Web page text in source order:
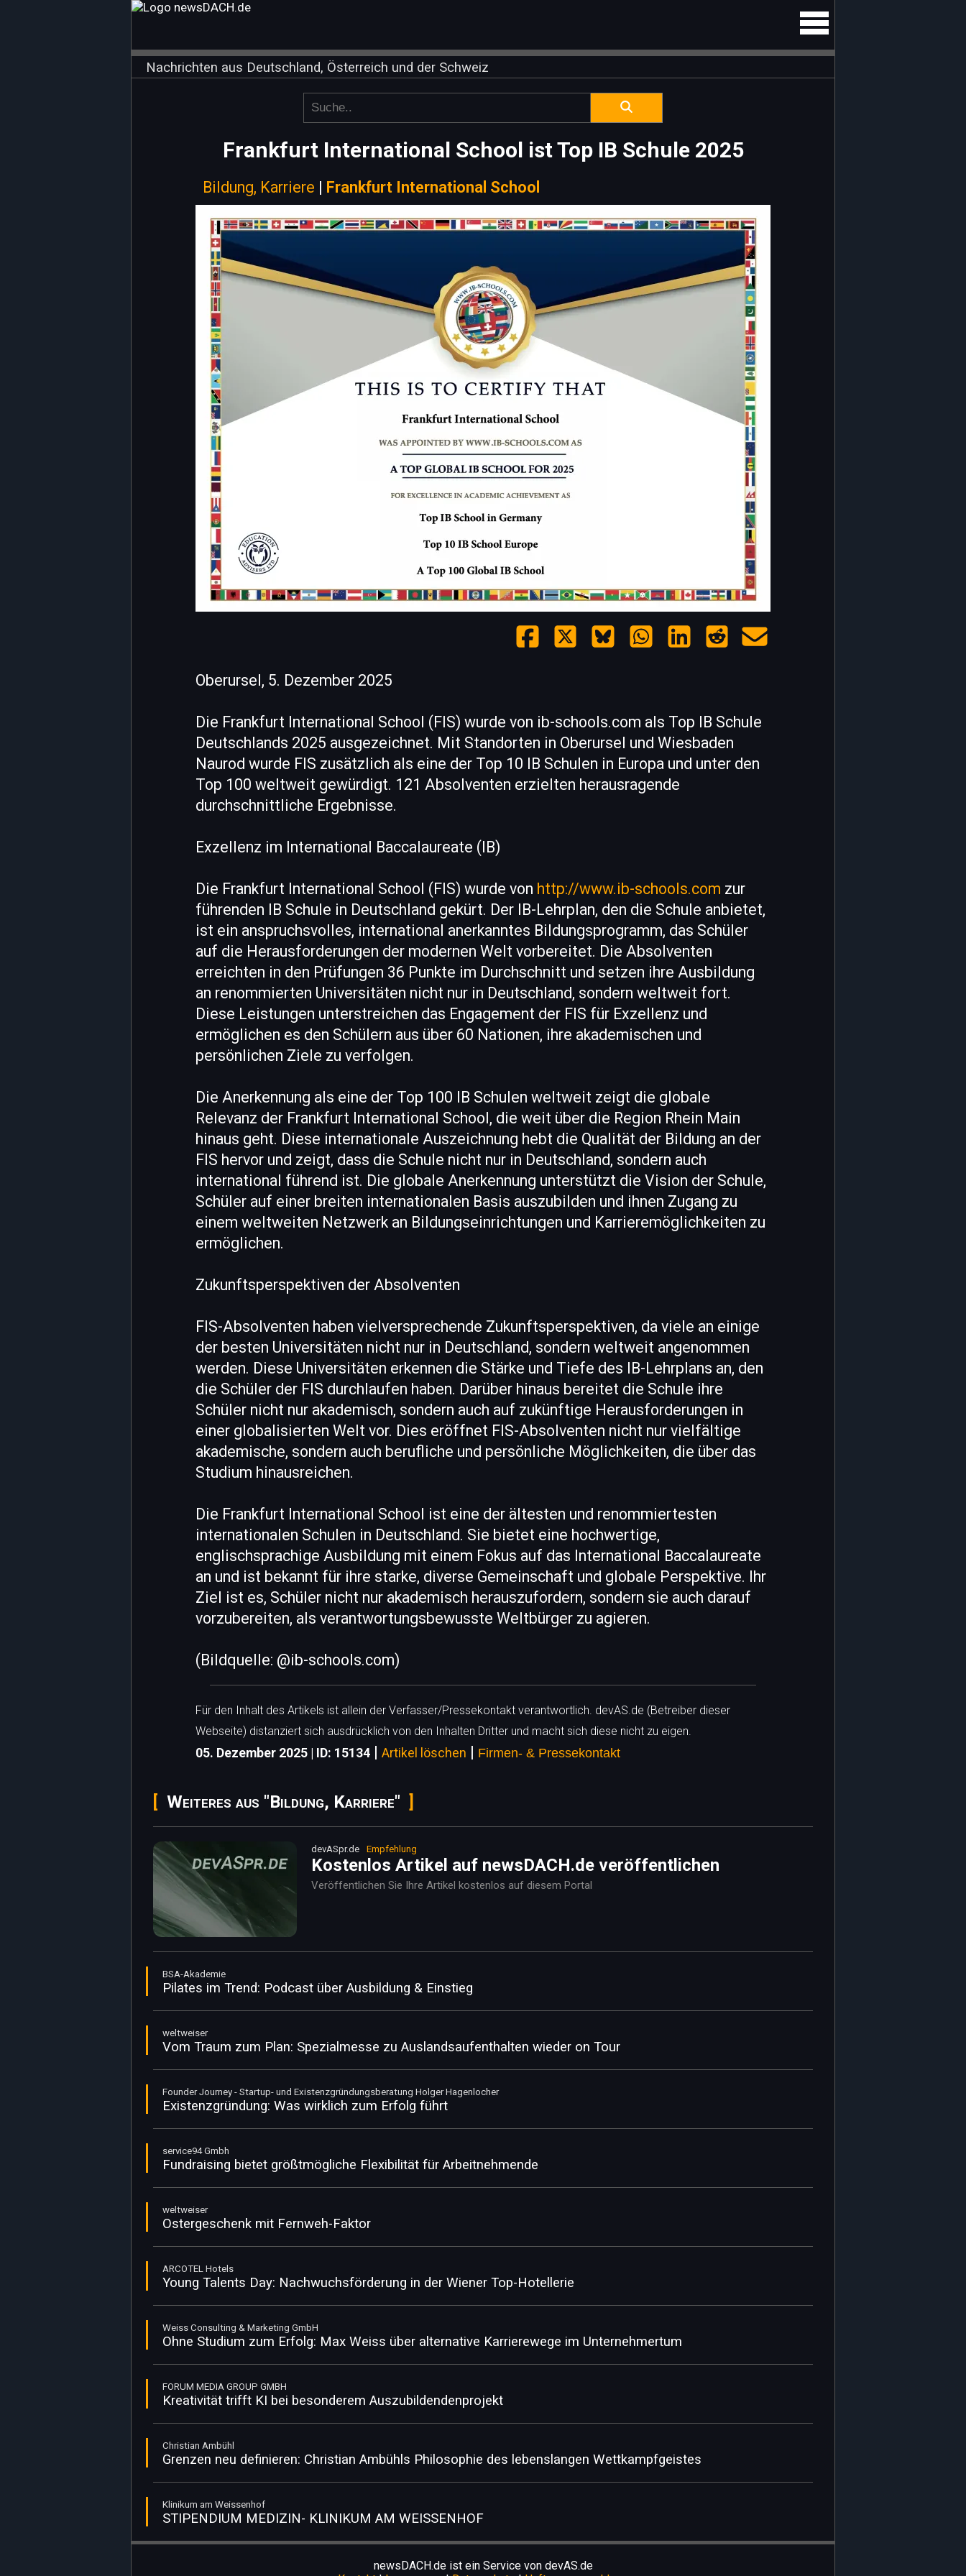
Nachrichten aus Deutschland, Österreich und der Schweiz
Frankfurt International School ist Top IB Schule 2025
Bildung, Karriere | Frankfurt International School
Oberursel, 5. Dezember 2025
Die Frankfurt International School (FIS) wurde von ib-schools.com als Top IB Schule
Deutschlands 2025 ausgezeichnet. Mit Standorten in Oberursel und Wiesbaden
Naurod wurde FIS zusätzlich als eine der Top 10 IB Schulen in Europa und unter den
Top 100 weltweit gewürdigt. 121 Absolventen erzielten herausragende
durchschnittliche Ergebnisse.
Exzellenz im International Baccalaureate (IB)
Die Frankfurt International School (FIS) wurde von http://www.ib-schools.com zur
führenden IB Schule in Deutschland gekürt. Der IB-Lehrplan, den die Schule anbietet,
ist ein anspruchsvolles, international anerkanntes Bildungsprogramm, das Schüler
auf die Herausforderungen der modernen Welt vorbereitet. Die Absolventen
erreichten in den Prüfungen 36 Punkte im Durchschnitt und setzen ihre Ausbildung
an renommierten Universitäten nicht nur in Deutschland, sondern weltweit fort.
Diese Leistungen unterstreichen das Engagement der FIS für Exzellenz und
ermöglichen es den Schülern aus über 60 Nationen, ihre akademischen und
persönlichen Ziele zu verfolgen.
Die Anerkennung als eine der Top 100 IB Schulen weltweit zeigt die globale
Relevanz der Frankfurt International School, die weit über die Region Rhein Main
hinaus geht. Diese internationale Auszeichnung hebt die Qualität der Bildung an der
FIS hervor und zeigt, dass die Schule nicht nur in Deutschland, sondern auch
international führend ist. Die globale Anerkennung unterstützt die Vision der Schule,
Schüler auf einer breiten internationalen Basis auszubilden und ihnen Zugang zu
einem weltweiten Netzwerk an Bildungseinrichtungen und Karrieremöglichkeiten zu
ermöglichen.
Zukunftsperspektiven der Absolventen
FIS-Absolventen haben vielversprechende Zukunftsperspektiven, da viele an einige
der besten Universitäten nicht nur in Deutschland, sondern weltweit angenommen
werden. Diese Universitäten erkennen die Stärke und Tiefe des IB-Lehrplans an, den
die Schüler der FIS durchlaufen haben. Darüber hinaus bereitet die Schule ihre
Schüler nicht nur akademisch, sondern auch auf zukünftige Herausforderungen in
einer globalisierten Welt vor. Dies eröffnet FIS-Absolventen nicht nur vielfältige
akademische, sondern auch berufliche und persönliche Möglichkeiten, die über das
Studium hinausreichen.
Die Frankfurt International School ist eine der ältesten und renommiertesten
internationalen Schulen in Deutschland. Sie bietet eine hochwertige,
englischsprachige Ausbildung mit einem Fokus auf das International Baccalaureate
an und ist bekannt für ihre starke, diverse Gemeinschaft und globale Perspektive. Ihr
Ziel ist es, Schüler nicht nur akademisch herauszufordern, sondern sie auch darauf
vorzubereiten, als verantwortungsbewusste Weltbürger zu agieren.
(Bildquelle: @ib-schools.com)
Für den Inhalt des Artikels ist allein der Verfasser/Pressekontakt verantwortlich. devAS.de (Betreiber dieser
Webseite) distanziert sich ausdrücklich von den Inhalten Dritter und macht sich diese nicht zu eigen.
05. Dezember 2025 | ID: 15134 | Artikel löschen | Firmen- & Pressekontakt
Weiteres aus "Bildung, Karriere"
devASpr.de Empfehlung
Kostenlos Artikel auf newsDACH.de veröffentlichen
Veröffentlichen Sie Ihre Artikel kostenlos auf diesem Portal
BSA-Akademie
Pilates im Trend: Podcast über Ausbildung & Einstieg
weltweiser
Vom Traum zum Plan: Spezialmesse zu Auslandsaufenthalten wieder on Tour
Founder Journey - Startup- und Existenzgründungsberatung Holger Hagenlocher
Existenzgründung: Was wirklich zum Erfolg führt
service94 Gmbh
Fundraising bietet größtmögliche Flexibilität für Arbeitnehmende
weltweiser
Ostergeschenk mit Fernweh-Faktor
ARCOTEL Hotels
Young Talents Day: Nachwuchsförderung in der Wiener Top-Hotellerie
Weiss Consulting & Marketing GmbH
Ohne Studium zum Erfolg: Max Weiss über alternative Karrierewege im Unternehmertum
FORUM MEDIA GROUP GMBH
Kreativität trifft KI bei besonderem Auszubildendenprojekt
Christian Ambühl
Grenzen neu definieren: Christian Ambühls Philosophie des lebenslangen Wettkampfgeistes
Klinikum am Weissenhof
STIPENDIUM MEDIZIN- KLINIKUM AM WEISSENHOF
newsDACH.de ist ein Service von devAS.de